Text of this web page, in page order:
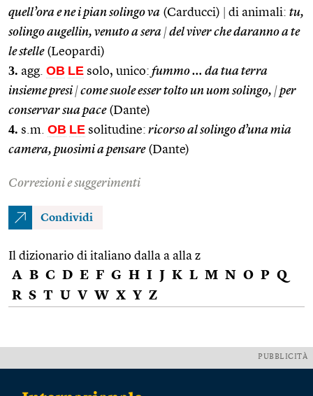
quell’ora e ne i pian solingo va (Carducci) di animali: tu,
solingo augellin, venuto a sera |del viver che daranno a te
le stelle(Leopardi)
3. agg. OB LE solo, unico: fummo … da tua terra
insieme presi |come suole esser tolto un uom solingo, |per
conservar sua pace(Dante)
4. s.m. OB LE solitudine: ricorso al solingo d’una mia
camera, puosimi a pensare(Dante)
Correzioni e suggerimenti
Condividi
Il dizionario di italiano dalla a alla z
A B C D E F G H I J K L M N O P Q
R S T U V W X Y Z
PUBBLICITÀ